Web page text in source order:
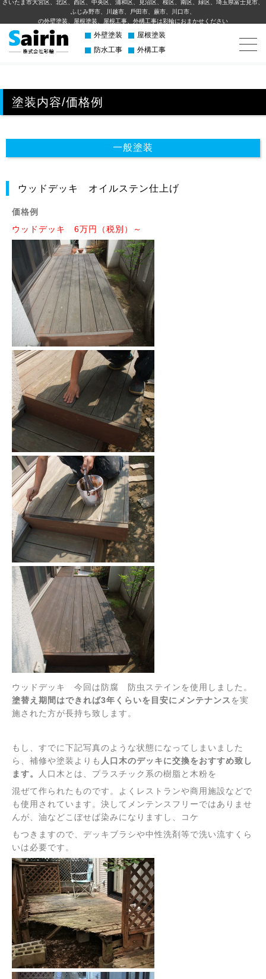
さいたま市大宮区、北区、西区、中央区、浦和区、見沼区、桜区、南区、緑区、埼玉県富士見市、
ふじみ野市、川越市、⼾⽥市、蕨市、川⼝市、
の外壁塗装、屋根塗装、屋根工事、外構⼯事は彩輪におまかせください
外壁塗装
屋根塗装
防水工事
外構工事
塗装内容/価格例
一般塗装
ウッドデッキ オイルステン仕上げ
価格例
ウッドデッキ 6万円（税別）～
ウッドデッキ 今回は防腐 防虫ステインを使用しました。
塗替え期間はできれば3年くらいを目安にメンテナンスを実
施された方が長持ち致します。
もし、すでに下記写真のような状態になってしまいました
ら、補修や塗装よりも 人口木のデッキに交換をおすすめ致し
ます。
人口木とは、プラスチック系の樹脂と木粉を
混ぜて作られたものです。よくレストランや商用施設などで
も使用されています。決してメンテンスフリーではありませ
んが、油などこぼせば染みになりますし、コケ
もつきますので、デッキブラシや中性洗剤等で洗い流すくら
いは必要です。